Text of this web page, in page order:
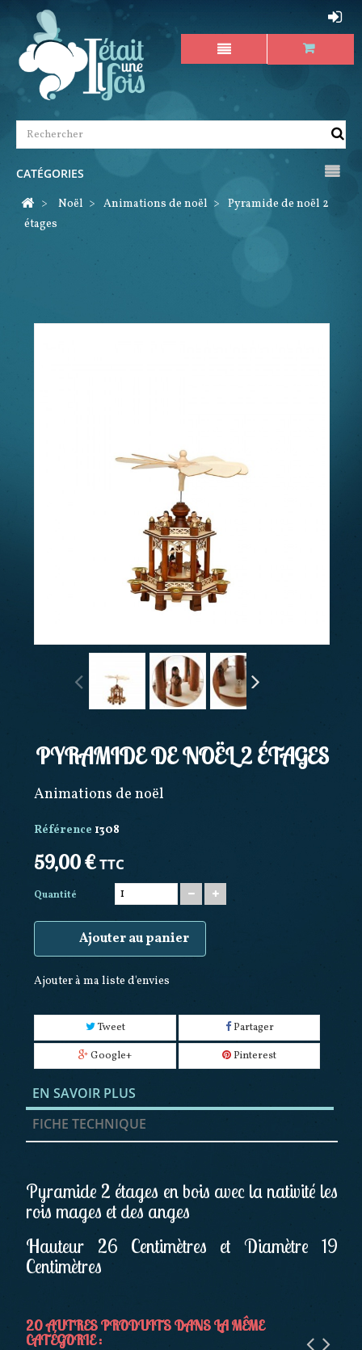
CATÉGORIES
>
Noël > Animations de noël > Pyramide de noël 2
étages
PYRAMIDE DE NOËL 2 ÉTAGES
Animations de noël
Référence 1308
59,00 €TTC
Quantité
Ajouter au panier
Ajouter à ma liste d'envies
Tweet
Partager
Google+
Pinterest
EN SAVOIR PLUS
FICHE TECHNIQUE
Pyramide 2 étages en bois avec la nativité les
rois mages et des anges
Hauteur 26 Centimètres et Diamètre 19
Centimètres
20 AUTRES PRODUITS DANS LA MÊME
CATÉGORIE :